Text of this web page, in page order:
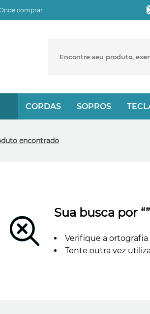
comprar
CORDAS SOPROS
encontrado
Sua busca por
Verifique a
Tente outra vez